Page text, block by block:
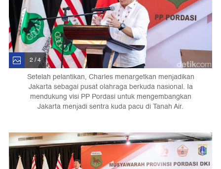
2 / 4
Setelah pelantikan, Charles menargetkan menjadikan
Jakarta sebagai pusat olahraga berkuda nasional. Ia
mendukung visi PP Pordasi untuk mengembangkan
Jakarta menjadi sentra kuda pacu di Tanah Air.